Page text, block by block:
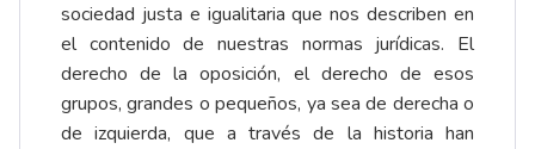
sociedad justa e igualitaria que nos describen en
el contenido de nuestras normas jurídicas. El
derecho de la oposición, el derecho de esos
grupos, grandes o pequeños, ya sea de derecha o
de izquierda, que a través de la historia han